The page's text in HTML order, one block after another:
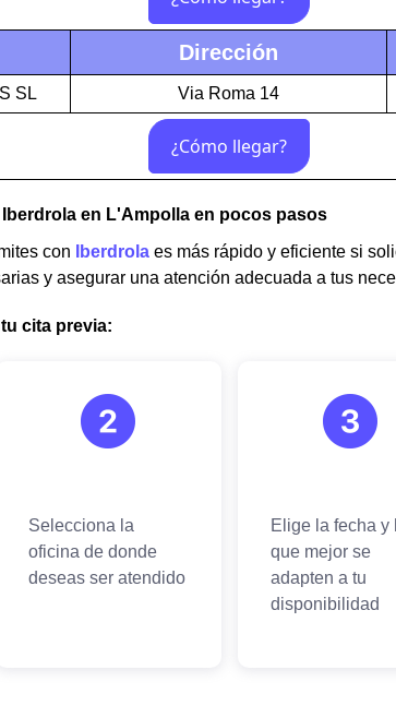
Dirección
SL Via Roma 14
en L'Ampolla en pocos pasos
con Iberdrola es más rápido y eficiente si
y asegurar una atención adecuada a tus
cita previa: